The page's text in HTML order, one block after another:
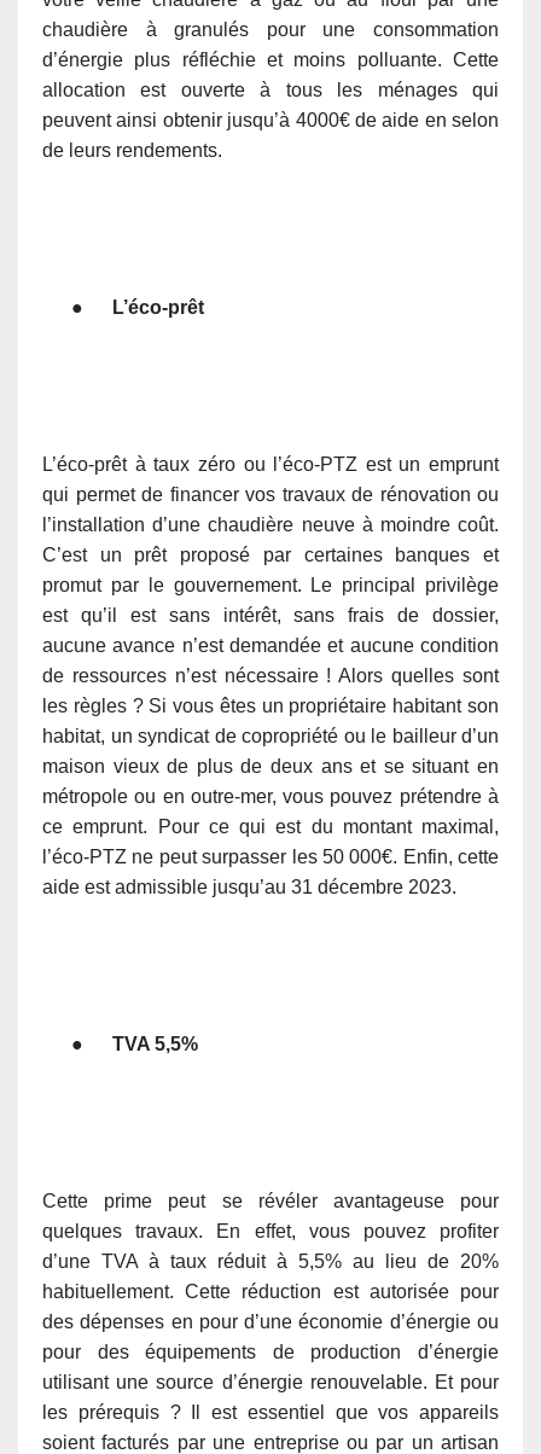
chaudière à granulés pour une consommation
d’énergie plus réfléchie et moins polluante. Cette
allocation est ouverte à tous les ménages qui
peuvent ainsi obtenir jusqu’à 4000€ de aide en selon
de leurs rendements.
● L’éco-prêt
L’éco-prêt à taux zéro ou l’éco-PTZ est un emprunt
qui permet de financer vos travaux de rénovation ou
l’installation d’une chaudière neuve à moindre coût.
C’est un prêt proposé par certaines banques et
promut par le gouvernement. Le principal privilège
est qu’il est sans intérêt, sans frais de dossier,
aucune avance n’est demandée et aucune condition
de ressources n’est nécessaire ! Alors quelles sont
les règles ? Si vous êtes un propriétaire habitant son
habitat, un syndicat de copropriété ou le bailleur d’un
maison vieux de plus de deux ans et se situant en
métropole ou en outre-mer, vous pouvez prétendre à
ce emprunt. Pour ce qui est du montant maximal,
l’éco-PTZ ne peut surpasser les 50 000€. Enfin, cette
aide est admissible jusqu’au 31 décembre 2023.
● TVA 5,5%
Cette prime peut se révéler avantageuse pour
quelques travaux. En effet, vous pouvez profiter
d’une TVA à taux réduit à 5,5% au lieu de 20%
habituellement. Cette réduction est autorisée pour
des dépenses en pour d’une économie d’énergie ou
pour des équipements de production d’énergie
utilisant une source d’énergie renouvelable. Et pour
les prérequis ? Il est essentiel que vos appareils
soient facturés par une entreprise ou par un artisan